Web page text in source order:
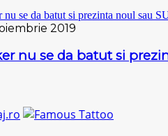
2019
nu se da batut si